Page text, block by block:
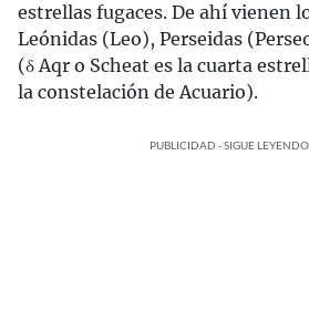
estrellas fugaces. De ahí vienen
Leónidas (Leo), Perseidas
(δ Aqr o Scheat es la cuarta
la constelación de Acuario).
PUBLICIDAD - SIGUE